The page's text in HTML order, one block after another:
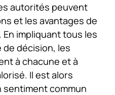
autorités peuvent
et les avantages de
impliquant tous les
de décision, les
à chacune et à
Il est alors
sentiment commun